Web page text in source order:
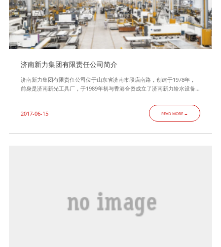
济南新力集团有限责任公司简介
济南新力集团有限责任公司位于山东省济南市段店南路，创建于1978年，
前身是济南新光工具厂，于1989年初与香港合资成立了济南新力给水设备
科研、设计、加工、安装、调试于一体的大型专业换热器、压力容器制造企
业，主营业务为D1、D2级压力容器、换热器、智能换热机组、水处理设
2017-06-15 READ MORE →